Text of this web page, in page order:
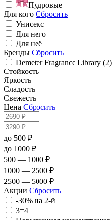
Пудровые
Для кого Сбросить
Унисекс
Для него
Для неё
Бренды Сбросить
Demeter Fragrance Library (2)
Стойкость
Яркость
Сладость
Свежесть
Цена Сбросить
до 500 ₽
до 1000 ₽
500 — 1000 ₽
1000 — 2500 ₽
2500 — 5000 ₽
Акции Сбросить
-30% на 2-й
3=4